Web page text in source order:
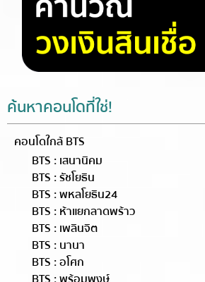
ค้นหาคอนโดที่ใช่!
คอนโดใกล้ BTS
BTS : เสนานิคม
BTS : รัชโยธิน
BTS : พหลโยธิน24
BTS : ห้าแยกลาดพร้าว
BTS : เพลินจิต
BTS : นานา
BTS : อโศก